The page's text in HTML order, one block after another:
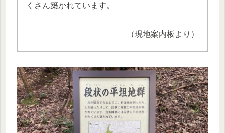
くさん築かれています。
（現地案内板より）